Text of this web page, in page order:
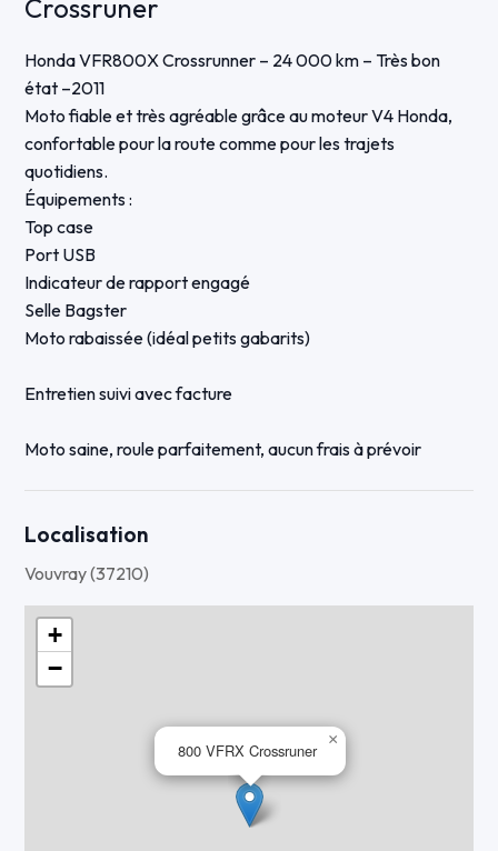
Crossruner
Honda VFR800X Crossrunner – 24 000 km – Très bon
état –2011
Moto fiable et très agréable grâce au moteur V4 Honda,
confortable pour la route comme pour les trajets
quotidiens.
Équipements :
Top case
Port USB
Indicateur de rapport engagé
Selle Bagster
Moto rabaissée (idéal petits gabarits)
Entretien suivi avec facture
Moto saine, roule parfaitement, aucun frais à prévoir
Localisation
Vouvray (37210)
800 VFRX Crossruner
×
+
−